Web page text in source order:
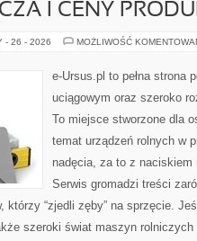
I CENY
- 26 - 2026 MOŻLIWOŚĆ
e-Ursus.pl to pełna strona
uciągowym oraz szeroko
To miejsce stworzone dla
temat urządzeń rolnych w
nadęcia, za to z
Serwis gromadzi treści
którzy “zjedli zęby” na sprzęcie.
szeroki świat maszyn